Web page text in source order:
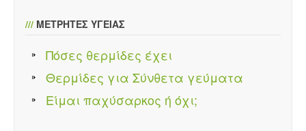
/// ΜΕΤΡΗΤΕΣ ΥΓΕΙΑΣ
Πόσες θερμίδες έχει
Θερμίδες για Σύνθετα γεύματα
Είμαι παχύσαρκος ή όχι;